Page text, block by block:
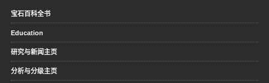
宝石百科全书
Education
研究与新闻主页
分析与分级主页